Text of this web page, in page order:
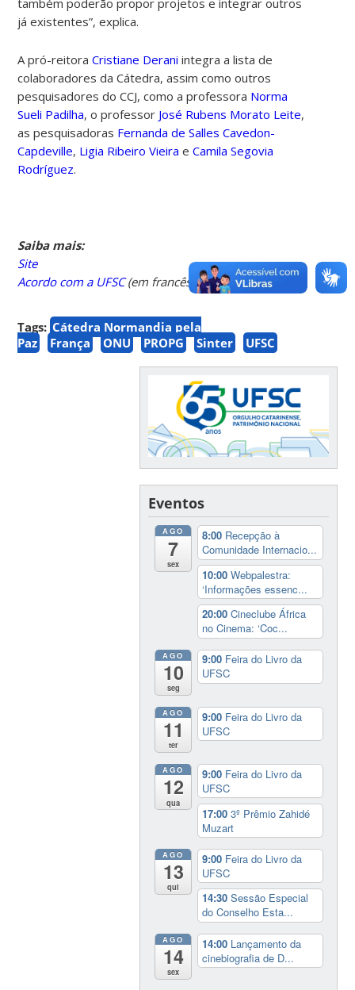
já existentes”, explica.
A pró-reitoraCristiane Derani integra a lista de
colaboradores da Cátedra, assim como outros
pesquisadores do CCJ, como a professora Norma
Sueli Padilha, o professor José Rubens Morato Leite,
as pesquisadoras Fernanda de Salles Cavedon-
Capdeville, Ligia Ribeiro Vieira eCamila Segovia
Rodríguez.
Saiba mais:
Site
Acordo com a UFSC(em francês)
Tags: Cátedra Normandia pela
Paz
França ONU PROPG Sinter UFSC
Eventos
AGO
7
sex
8:00 Recepção à
Comunidade Internacio...
10:00Webpalestra:
‘Informações essenc...
20:00Cineclube África
no Cinema: ‘Coc...
AGO
10
seg
9:00 Feira do Livro da
UFSC
AGO
11
ter
9:00 Feira do Livro da
UFSC
AGO
12
qua
9:00 Feira do Livro da
UFSC
17:003º Prêmio Zahidé
Muzart
AGO
13
qui
9:00 Feira do Livro da
UFSC
14:30Sessão Especial
do Conselho Esta...
AGO
14
sex
14:00 Lançamento da
cinebiografia de D...